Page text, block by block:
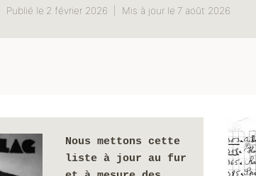
Publié le 2 février 2026 Mis à jour le 7 août 2026
Nous mettons cette
liste à jour au fur